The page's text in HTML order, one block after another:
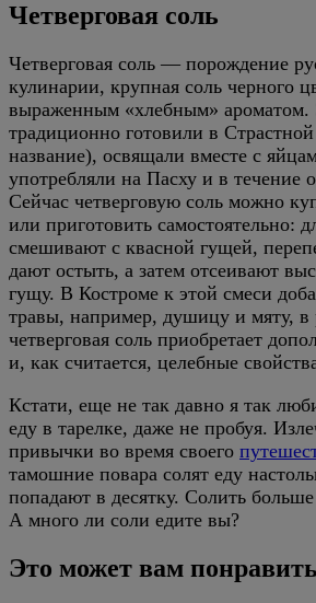
Четверговая соль
Четверговая соль — порождение
кулинарии, крупная соль черного
выраженным «хлебным» ароматом.
традиционно готовили в
название), освящали вместе с
употребляли на Пасху и в течение
Сейчас четверговую соль можно
или приготовить самостоятельно:
смешивают с квасной гущей,
дают остыть, а затем отсеивают
гущу. В Костроме к этой смеси
травы, например, душицу и мяту, в
четверговая соль приобретает
и, как считается, целебные
Кстати, еще не так давно я так
еду в тарелке, даже не пробуя.
привычки во время своего
тамошние повара солят еду
попадают в десятку. Солить
А много ли соли едите вы?
Это может вам